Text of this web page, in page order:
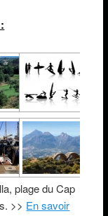
plage du Cap
>> En savoir